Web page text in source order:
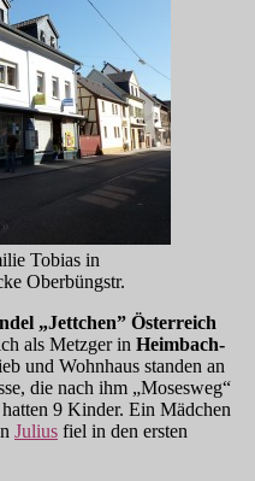
Tobias in
Oberbüngstr.
„Jettchen” Österreich
als Metzger in Heimbach-
und Wohnhaus standen an
die nach ihm „Mosesweg“
9 Kinder. Ein Mädchen
Julius fiel in den ersten